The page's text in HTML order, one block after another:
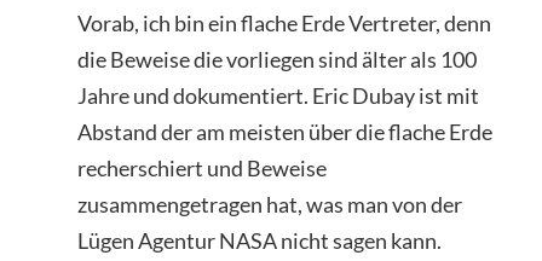
Vorab, ich bin ein flache Erde Vertreter, denn
die Beweise die vorliegen sind älter als 100
Jahre und dokumentiert. Eric Dubay ist mit
Abstand der am meisten über die flache Erde
recherschiert und Beweise
zusammengetragen hat, was man von der
Lügen Agentur NASA nicht sagen kann.